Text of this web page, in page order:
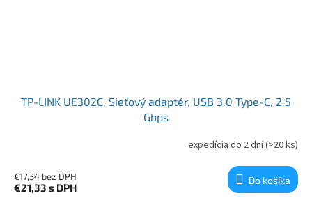
TP-LINK UE302C, Sieťový adaptér, USB 3.0 Type-C, 2.5
Gbps
expedícia do 2 dní(>20 ks)
€17,34 bez DPH
€21,33 s DPH
Do košíka